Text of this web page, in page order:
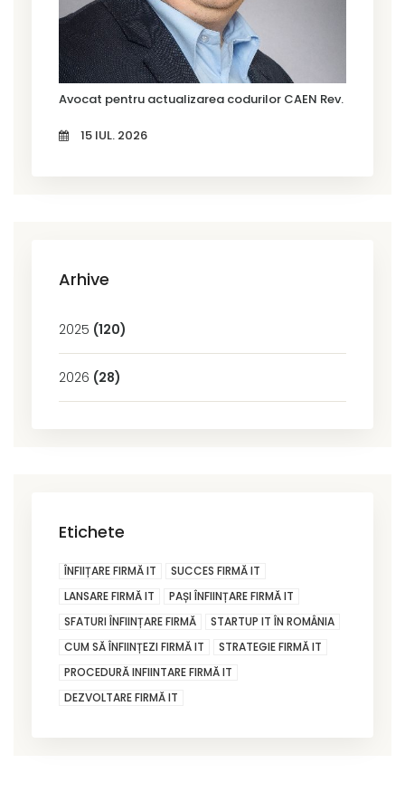
Avocat pentru actualizarea codurilor CAEN Rev. 3 în
15 IUL. 2026
Arhive
2025 (120)
2026 (28)
Etichete
ÎNFIIȚARE FIRMĂ IT
SUCCES FIRMĂ IT
LANSARE FIRMĂ IT
PAȘI ÎNFIINȚARE FIRMĂ IT
SFATURI ÎNFIINȚARE FIRMĂ
STARTUP IT ÎN ROMÂNIA
CUM SĂ ÎNFIINȚEZI FIRMĂ IT
STRATEGIE FIRMĂ IT
PROCEDURĂ INFIINTARE FIRMĂ IT
DEZVOLTARE FIRMĂ IT